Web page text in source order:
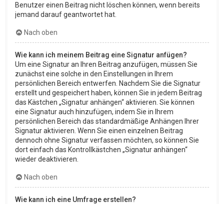
Benutzer einen Beitrag nicht löschen können, wenn bereits
jemand darauf geantwortet hat.
Nach oben
Wie kann ich meinem Beitrag eine Signatur anfügen?
Um eine Signatur an Ihren Beitrag anzufügen, müssen Sie
zunächst eine solche in den Einstellungen in Ihrem
persönlichen Bereich entwerfen. Nachdem Sie die Signatur
erstellt und gespeichert haben, können Sie in jedem Beitrag
das Kästchen „Signatur anhängen“ aktivieren. Sie können
eine Signatur auch hinzufügen, indem Sie in Ihrem
persönlichen Bereich das standardmäßige Anhängen Ihrer
Signatur aktivieren. Wenn Sie einen einzelnen Beitrag
dennoch ohne Signatur verfassen möchten, so können Sie
dort einfach das Kontrollkästchen „Signatur anhängen“
wieder deaktivieren.
Nach oben
Wie kann ich eine Umfrage erstellen?